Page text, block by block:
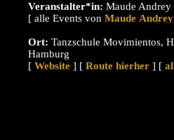
Veranstalter*in: Maude Andrey
[ alle Events von
Ort: Tanzschule Movimientos,
Hamburg
[ Website ] [ Route hierher ] [